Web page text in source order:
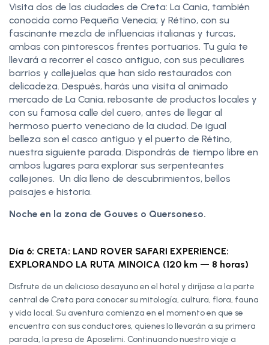
Visita dos de las ciudades de Creta: La Cania, también
conocida como Pequeña Venecia; y Rétino, con su
fascinante mezcla de influencias italianas y turcas,
ambas con pintorescos frentes portuarios. Tu guía te
llevará a recorrer el casco antiguo, con sus peculiares
barrios y callejuelas que han sido restaurados con
delicadeza. Después, harás una visita al animado
mercado de La Cania, rebosante de productos locales y
con su famosa calle del cuero, antes de llegar al
hermoso puerto veneciano de la ciudad. De igual
belleza son el casco antiguo y el puerto de Rétino,
nuestra siguiente parada. Dispondrás de tiempo libre en
ambos lugares para explorar sus serpenteantes
callejones. Un día lleno de descubrimientos, bellos
paisajes e historia.
Noche en la zona de Gouves o Quersoneso.
Día 6: CRETA: LAND ROVER SAFARI EXPERIENCE:
EXPLORANDO LA RUTA MINOICA (120 km — 8 horas)
Disfrute de un delicioso desayuno en el hotel y diríjase a la parte
central de Creta para conocer su mitología, cultura, flora, fauna
y vida local. Su aventura comienza en el momento en que se
encuentra con sus conductores, quienes lo llevarán a su primera
parada, la presa de Aposelimi. Continuando nuestro viaje a